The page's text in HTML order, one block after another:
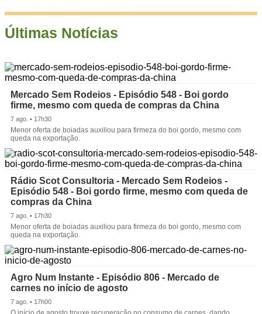
Últimas Notícias
Mercado Sem Rodeios - Episódio 548 - Boi gordo
firme, mesmo com queda de compras da China
7 ago. • 17h30
Menor oferta de boiadas auxiliou para firmeza do boi gordo, mesmo com
queda na exportação.
Rádio Scot Consultoria - Mercado Sem Rodeios -
Episódio 548 - Boi gordo firme, mesmo com queda de
compras da China
7 ago. • 17h30
Menor oferta de boiadas auxiliou para firmeza do boi gordo, mesmo com
queda na exportação.
Agro Num Instante - Episódio 806 - Mercado de
carnes no início de agosto
7 ago. • 17h00